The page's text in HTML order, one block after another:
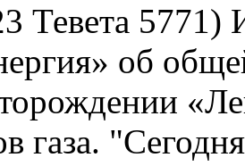
Тевета 5771)
об
газа.